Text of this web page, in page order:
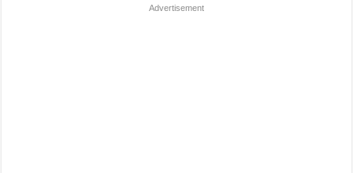
Advertisement